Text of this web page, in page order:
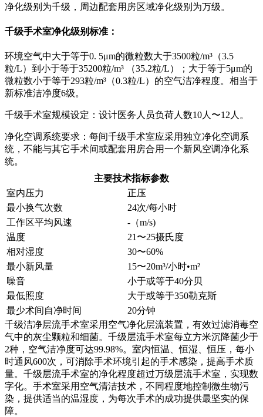
净化级别为千级，周边配套用房区域净化级别为万级。
千级手术室净化级别标准：
环境空气中大于等于0. 5μm的微粒数大于3500粒/m³（3.5
粒/L）到小于等于35200粒/m³ （35.2粒/L）；大于等于5μm的
微粒数小于等于293粒/m³（0.3粒/L）的空气洁净程度。相当于
新标准洁净度6级。
千级手术室规模设定：设计医务人员负荷人数10人〜12人。
净化空调系统要求：每间千级手术室应采用独立净化空调系
统，不能与其它手术间或配套用房合用一个新风空调净化系
统。
主要技术指标参数
室内压力
正压
最小换气次数
24次/每小时
工作区平均风速
-（m/s)
温度
21〜25摄氏度
相对湿度
30〜60%
最小新风量
15〜20m³/小时•m²
噪音
小于或等于40分贝
最低照度
大于或等于350勒克斯
最少术间自净时间
20分钟
千级洁净层流手术室采用空气净化层流装置，有效过滤消毒空
气中的灰尘颗粒和细菌。千级层流手术室每立方米沉降菌少于
2种，空气洁净度可达99.98%。室内恒温、恒湿、恒压，每小
时通风600次，可消除手术环境引起的手术感染，提高手术质
量。千级层流手术室的净化程度超过万级层流手术室，实现数
字化。手术室采用空气清洁技术，不同程度地控制微生物污
染，提供适当的温湿度，为每次手术的成功提供最坚实的保
障。